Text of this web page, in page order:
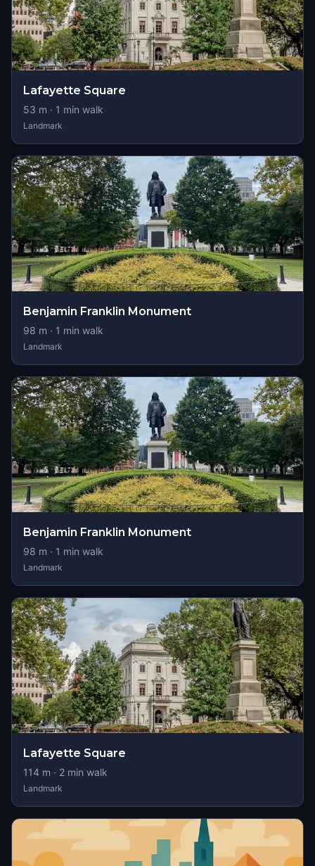
Lafayette Square
53 m · 1 min walk
Landmark
Benjamin Franklin Monument
98 m · 1 min walk
Landmark
Benjamin Franklin Monument
98 m · 1 min walk
Landmark
Lafayette Square
114 m · 2 min walk
Landmark